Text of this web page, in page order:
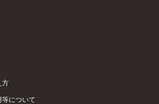
方
について